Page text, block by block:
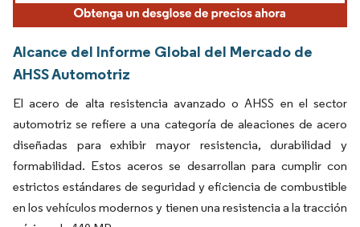
Alcance del Informe Global del Mercado de
AHSS Automotriz
El acero de alta resistencia avanzado o AHSS en el sector
automotriz se refiere a una categoría de aleaciones de acero
diseñadas para exhibir mayor resistencia, durabilidad y
formabilidad. Estos aceros se desarrollan para cumplir con
estrictos estándares de seguridad y eficiencia de combustible
en los vehículos modernos y tienen una resistencia a la tracción